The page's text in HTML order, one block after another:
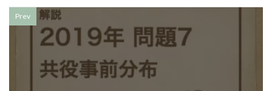
Prev